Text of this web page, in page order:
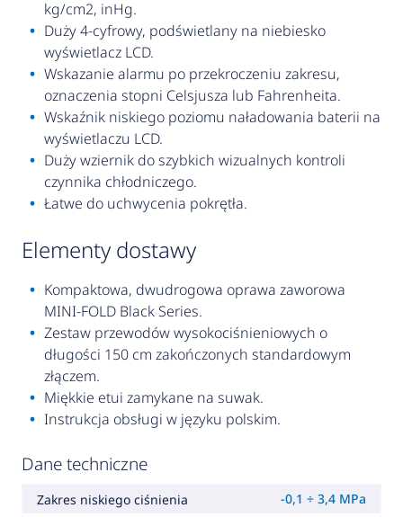
kg/cm2, inHg.
Duży 4-cyfrowy, podświetlany na niebiesko
wyświetlacz LCD.
Wskazanie alarmu po przekroczeniu zakresu,
oznaczenia stopni Celsjusza lub Fahrenheita.
Wskaźnik niskiego poziomu naładowania baterii na
wyświetlaczu LCD.
Duży wziernik do szybkich wizualnych kontroli
czynnika chłodniczego.
Łatwe do uchwycenia pokrętła.
elementy dostawy
Kompaktowa, dwudrogowa oprawa zaworowa
MINI-FOLD Black Series.
Zestaw przewodów wysokociśnieniowych o
długości 150 cm zakończonych standardowym
złączem.
Miękkie etui zamykane na suwak.
Instrukcja obsługi w języku polskim.
Dane techniczne
Zakres niskiego ciśnienia
-0,1 ÷ 3,4 MPa